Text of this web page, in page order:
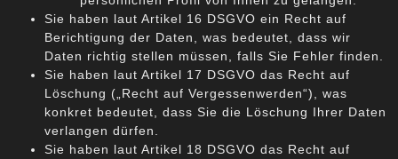
Sie haben laut Artikel 16 DSGVO ein Recht auf
Berichtigung der Daten, was bedeutet, dass wir
Daten richtig stellen müssen, falls Sie Fehler finden.
Sie haben laut Artikel 17 DSGVO das Recht auf
Löschung („Recht auf Vergessenwerden“), was
konkret bedeutet, dass Sie die Löschung Ihrer Daten
verlangen dürfen.
Sie haben laut Artikel 18 DSGVO das Recht auf